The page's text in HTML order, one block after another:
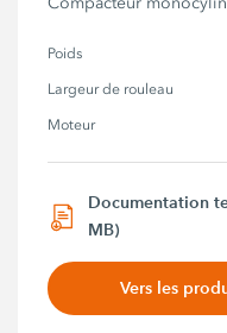
Poids
Largeur de rouleau
Moteur
Documentation
MB)
Vers les